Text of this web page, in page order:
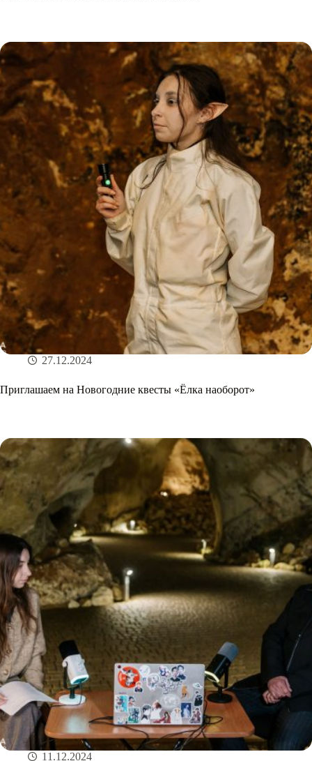
27.12.2024
Приглашаем на Новогодние квесты «Ёлка наоборот»
11.12.2024